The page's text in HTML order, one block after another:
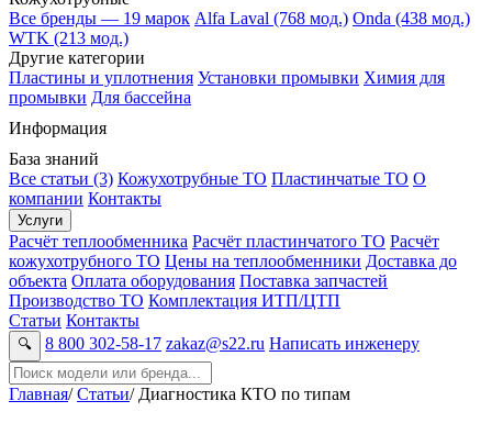
Все бренды — 19 марок Alfa Laval (768 мод.) Onda (438 мод.)
WTK (213 мод.)
Другие категории
Пластины и уплотнения Установки промывки Химия для
промывки Для бассейна
Информация
База знаний
Все статьи (3) Кожухотрубные ТО Пластинчатые ТО О
компании Контакты
Услуги
Расчёт теплообменника Расчёт пластинчатого ТО Расчёт
кожухотрубного ТО Цены на теплообменники Доставка до
объекта Оплата оборудования Поставка запчастей
Производство ТО Комплектация ИТП/ЦТП
Статьи Контакты
🔍 8 800 302-58-17 zakaz@s22.ru Написать инженеру
Главная/ Статьи/Диагностика КТО по типам